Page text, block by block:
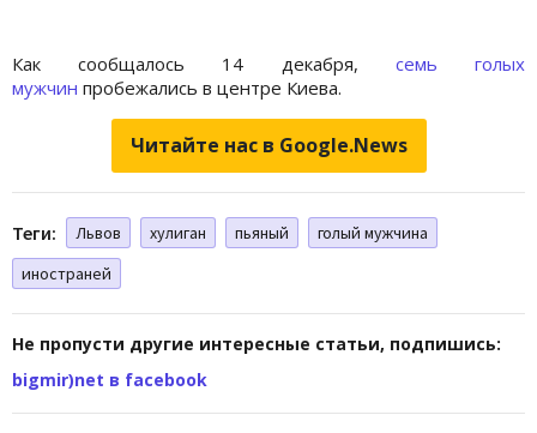
Как сообщалось 14 декабря, семь голых
мужчин пробежались в центре Киева.
Читайте нас в Google.News
Теги: Львов хулиган пьяный
голый мужчина
иностраней
Не пропусти другие интересные статьи, подпишись:
bigmir)net в facebook